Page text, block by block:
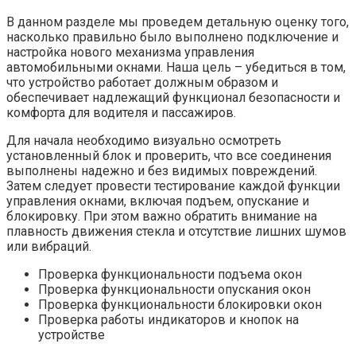
В данном разделе мы проведем детальную оценку того,
насколько правильно было выполнено подключение и
настройка нового механизма управления
автомобильными окнами. Наша цель – убедиться в том,
что устройство работает должным образом и
обеспечивает надлежащий функционал безопасности и
комфорта для водителя и пассажиров.
Для начала необходимо визуально осмотреть
установленный блок и проверить, что все соединения
выполнены надежно и без видимых повреждений.
Затем следует провести тестирование каждой функции
управления окнами, включая подъем, опускание и
блокировку. При этом важно обратить внимание на
плавность движения стекла и отсутствие лишних шумов
или вибраций.
Проверка функциональности подъема окон
Проверка функциональности опускания окон
Проверка функциональности блокировки окон
Проверка работы индикаторов и кнопок на
устройстве